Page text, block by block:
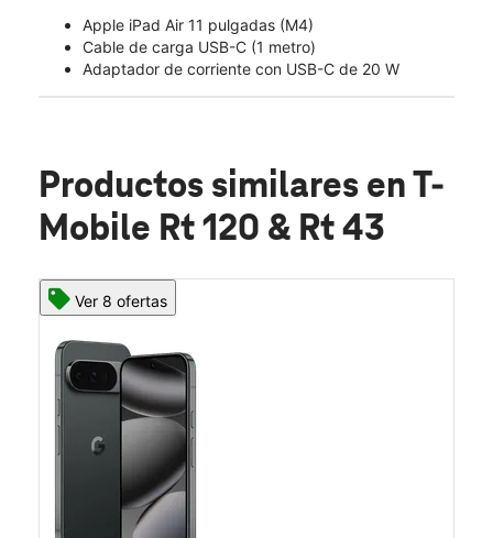
Apple iPad Air 11 pulgadas (M4)
Cable de carga USB-C (1 metro)
Adaptador de corriente con USB-C de 20 W
Productos similares en T-
Mobile Rt 120 & Rt 43
Ver 8 ofertas